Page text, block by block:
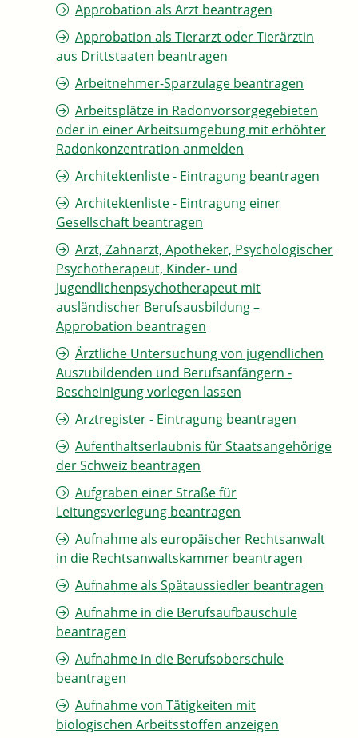
Approbation als Arzt beantragen
Approbation als Tierarzt oder Tierärztin
aus Drittstaaten beantragen
Arbeitnehmer-Sparzulage beantragen
Arbeitsplätze in Radonvorsorgegebieten
oder in einer Arbeitsumgebung mit erhöhter
Radonkonzentration anmelden
Architektenliste - Eintragung beantragen
Architektenliste - Eintragung einer
Gesellschaft beantragen
Arzt, Zahnarzt, Apotheker, Psychologischer
Psychotherapeut, Kinder- und
Jugendlichenpsychotherapeut mit
ausländischer Berufsausbildung –
Approbation beantragen
Ärztliche Untersuchung von jugendlichen
Auszubildenden und Berufsanfängern -
Bescheinigung vorlegen lassen
Arztregister - Eintragung beantragen
Aufenthaltserlaubnis für Staatsangehörige
der Schweiz beantragen
Aufgraben einer Straße für
Leitungsverlegung beantragen
Aufnahme als europäischer Rechtsanwalt
in die Rechtsanwaltskammer beantragen
Aufnahme als Spätaussiedler beantragen
Aufnahme in die Berufsaufbauschule
beantragen
Aufnahme in die Berufsoberschule
beantragen
Aufnahme von Tätigkeiten mit
biologischen Arbeitsstoffen anzeigen